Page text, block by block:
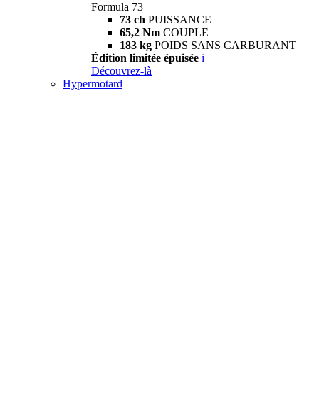
Formula 73
73 ch PUISSANCE
65,2 Nm COUPLE
183 kg POIDS SANS CARBURANT
Édition limitée épuisée i
Découvrez-là
Hypermotard